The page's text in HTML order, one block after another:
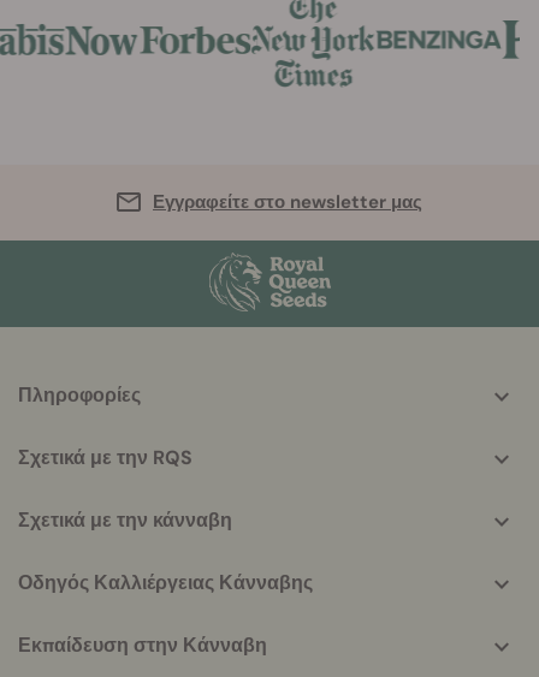
Εγγραφείτε στο newsletter μας
helpful
Πληροφορίες
Σχετικά με την RQS
Σχετικά με την κάνναβη
Οδηγός Καλλιέργειας Κάνναβης
Εκπαίδευση στην Κάνναβη